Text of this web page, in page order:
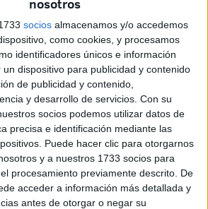
nosotros
socios almacenamos y/o accedemos
como cookies, y procesamos
identificadores únicos e información
dispositivo para publicidad y contenido
de publicidad y contenido,
y desarrollo de servicios. Con su
socios podemos utilizar datos de
precisa e identificación mediante las
Puede hacer clic para otorgarnos
y a nuestros 1733 socios para
procesamiento previamente descrito. De
acceder a información más detallada y
antes de otorgar o negar su
ha quedado roto.
que ser retirado de la línea para su
posteriormente se interpondrá
Superior de Policíapor este
ocurrido en la tarde de este
a quebrar la cierta tranquilidad que
hace unas semanas.
en concreto en el tramo entre el
barriada y el sendero que lleva a la